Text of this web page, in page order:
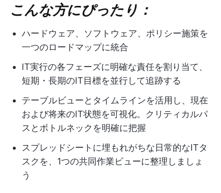
こんな方にぴったり：
ハードウェア、ソフトウェア、ポリシー施策を
一つのロードマップに統合
IT実行の各フェーズに明確な責任を割り当て、
短期・長期のIT目標を並行して追跡する
テーブルビューとタイムラインを活用し、現在
および将来のIT状態を可視化。クリティカルパ
スとボトルネックを明確に把握
スプレッドシートに埋もれがちな日常的なITタ
スクを、1つの共同作業ビューに整理しましょ
う